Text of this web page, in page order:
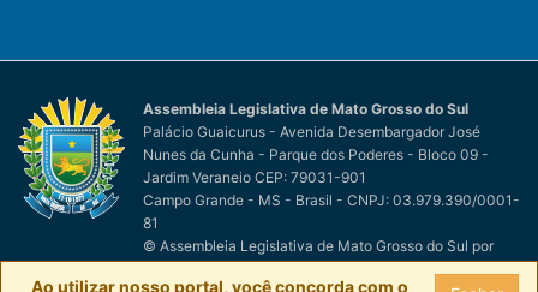
Assembleia Legislativa de Mato Grosso do Sul
Palácio Guaicurus - Avenida Desembargador José
Nunes da Cunha - Parque dos Poderes - Bloco 09 -
Jardim Veraneio CEP: 79031-901
Campo Grande - MS - Brasil - CNPJ: 03.979.390/0001-
81
© Assembleia Legislativa de Mato Grosso do Sul por
Ao utilizar nosso portal, você concorda com o